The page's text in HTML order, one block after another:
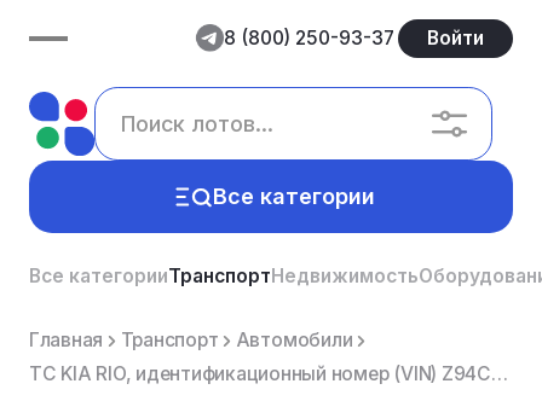
8 (800) 250-93-37 Войти
Все категории
Все категорииТранспортНедвижимость
Главная Транспорт
Автомобили
ТС KIA RIO, идентификационный номер (VIN) Z94CB41BAGR354524